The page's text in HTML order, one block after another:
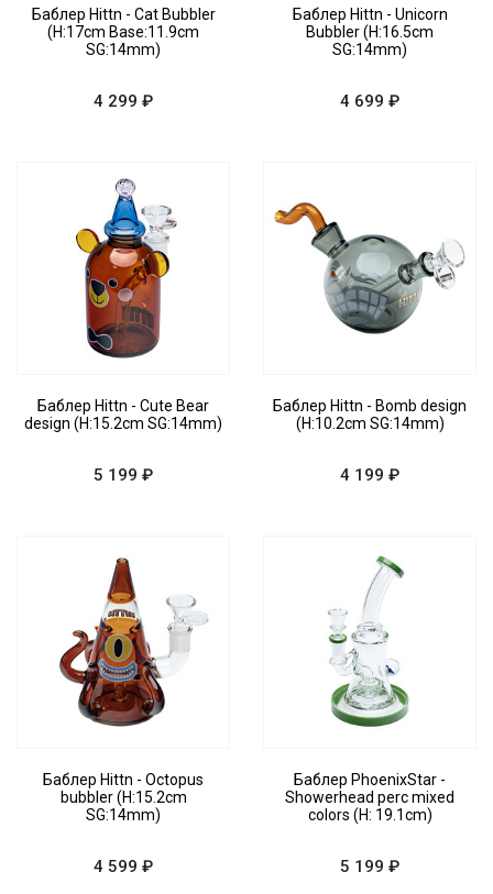
Баблер Hittn - Cat Bubbler
(H:17cm Base:11.9cm
SG:14mm)
4 299 ₽
Баблер Hittn - Unicorn
Bubbler (H:16.5cm
SG:14mm)
4 699 ₽
Баблер Hittn - Cute Bear
design (H:15.2cm SG:14mm)
5 199 ₽
Баблер Hittn - Bomb design
(H:10.2cm SG:14mm)
4 199 ₽
Баблер Hittn - Octopus
bubbler (H:15.2cm
SG:14mm)
4 599 ₽
Баблер PhoenixStar -
Showerhead perc mixed
colors (H: 19.1cm)
5 199 ₽